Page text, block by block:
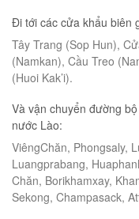
Đi tới các cửa khẩu biên
Tây Trang (Sop Hun),
(Namkan), Cầu Treo
(Huoi Kak’i).
Và vận chuyển đường
nước Lào:
ViêngChăn, Phongsaly,
Luangprabang,
Chăn, Borikhamxay,
Sekong, Champasack,